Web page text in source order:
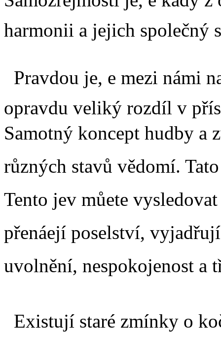
harmonii a jejich společný
Pravdou je, e mezi námi
opravdu veliký rozdíl v
Samotný koncept hudby a
různých stavů vědomí.
Tento jev můete
přenáejí poselství,
uvolnění, nespokojenost a
Existují staré zmínky o